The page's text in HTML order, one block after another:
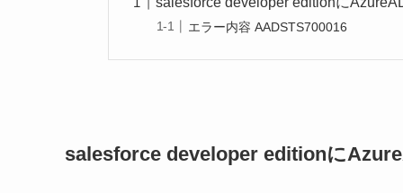
エラー内容 AADSTS700016
salesforce developer editionに